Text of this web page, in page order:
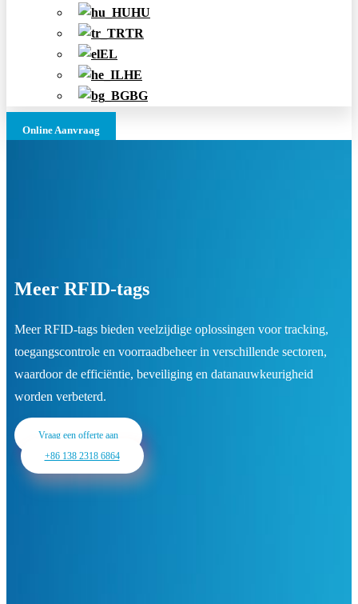
HU
TR
EL
HE
BG
Online Aanvraag
Meer RFID-tags
Meer RFID-tags bieden veelzijdige oplossingen voor tracking,
toegangscontrole en voorraadbeheer in verschillende sectoren,
waardoor de efficiëntie, beveiliging en datanauwkeurigheid
worden verbeterd.
Vraag een offerte aan
+86 138 2318 6864